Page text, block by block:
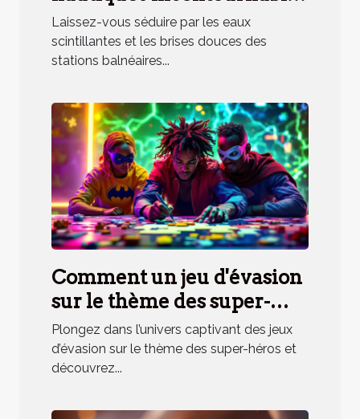
en station balnéaire
méridionale
Laissez-vous séduire par les eaux
scintillantes et les brises douces des
stations balnéaires...
Comment un jeu d'évasion
sur le thème des super-
héros renforce la cohésion
d'équipe ?
Plongez dans l’univers captivant des jeux
d’évasion sur le thème des super-héros et
découvrez...